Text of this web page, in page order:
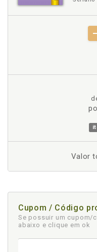
Valor
Cupom / Código
Se possuir um cupom/
abaixo e clique em ok